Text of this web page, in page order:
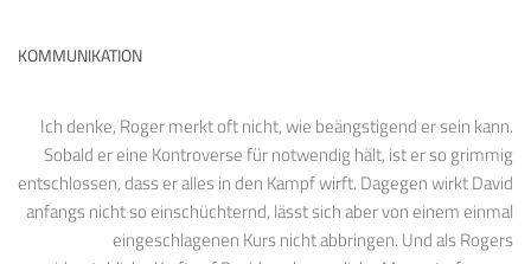
KOMMUNIKATION
Ich denke, Roger merkt oft nicht, wie beängstigend er sein kann.
Sobald er eine Kontroverse für notwendig hält, ist er so grimmig
entschlossen, dass er alles in den Kampf wirft. Dagegen wirkt David
anfangs nicht so einschüchternd, lässt sich aber von einem einmal
eingeschlagenen Kurs nicht abbringen. Und als Rogers